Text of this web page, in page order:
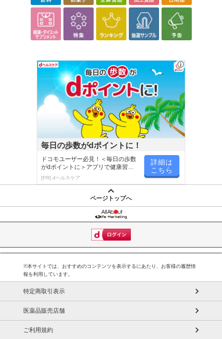
毎日の歩数がdポイントに！
ドコモユーザー必見！＜毎日の歩数
がdポイントに＞アプリで健康習慣
が楽しく続く
[PR] dヘルスケア
詳細は
こちら
ページトップへ
※本サイトでは、おすすめのコンテンツを表示するにあたり、お客様の履歴情
報を利用しています。
特定商取引表示
医薬品販売店舗
ご利用規約